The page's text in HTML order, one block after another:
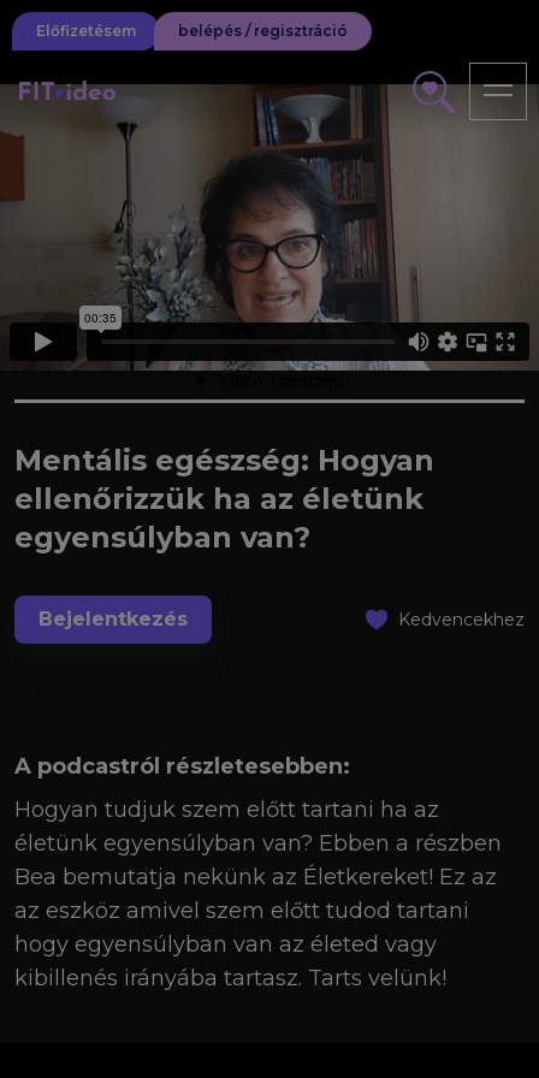
Előfizetésem belépés / regisztráció
Mentális egészség: Hogyan
ellenőrizzük ha az életünk
egyensúlyban van?
Bejelentkezés Kedvencekhez
A podcastról részletesebben:
Hogyan tudjuk szem előtt tartani ha az
életünk egyensúlyban van? Ebben a részben
Bea bemutatja nekünk az Életkereket! Ez az
az eszköz amivel szem előtt tudod tartani
hogy egyensúlyban van az életed vagy
kibillenés irányába tartasz. Tarts velünk!